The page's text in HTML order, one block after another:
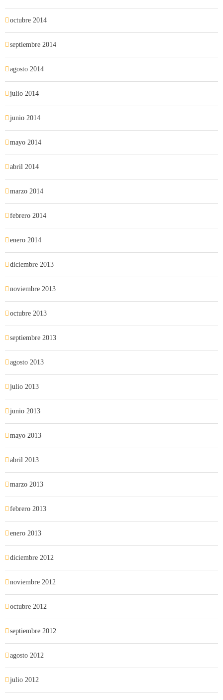
octubre 2014
septiembre 2014
agosto 2014
julio 2014
junio 2014
mayo 2014
abril 2014
marzo 2014
febrero 2014
enero 2014
diciembre 2013
noviembre 2013
octubre 2013
septiembre 2013
agosto 2013
julio 2013
junio 2013
mayo 2013
abril 2013
marzo 2013
febrero 2013
enero 2013
diciembre 2012
noviembre 2012
octubre 2012
septiembre 2012
agosto 2012
julio 2012